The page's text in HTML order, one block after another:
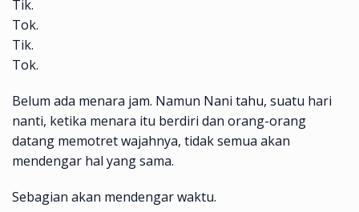
Tik.
Tok.
Tik.
Tok.
Belum ada menara jam. Namun Nani tahu, suatu hari
nanti, ketika menara itu berdiri dan orang-orang
datang memotret wajahnya, tidak semua akan
mendengar hal yang sama.
Sebagian akan mendengar waktu.